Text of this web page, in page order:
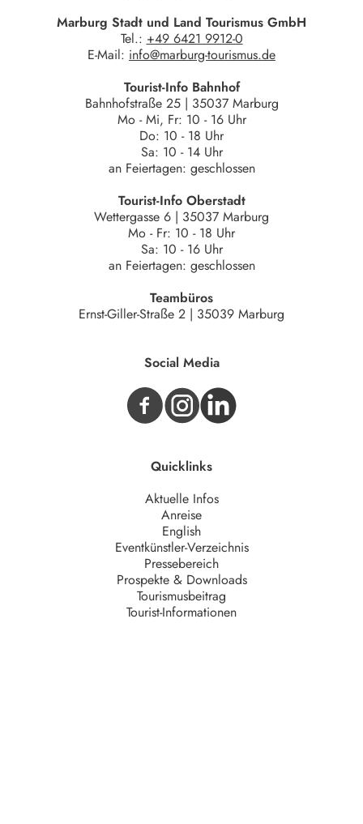
Marburg Stadt und Land Tourismus GmbH
Tel.: +49 6421 9912-0
E-Mail: info@marburg-tourismus.de
Tourist-Info Bahnhof
Bahnhofstraße 25 | 35037 Marburg
Mo - Mi, Fr: 10 - 16 Uhr
Do: 10 - 18 Uhr
Sa: 10 - 14 Uhr
an Feiertagen: geschlossen
Tourist-Info Oberstadt
Wettergasse 6 | 35037 Marburg
Mo - Fr: 10 - 18 Uhr
Sa: 10 - 16 Uhr
an Feiertagen: geschlossen
Teambüros
Ernst-Giller-Straße 2 | 35039 Marburg
Social Media
Quicklinks
Aktuelle Infos
Anreise
English
Eventkünstler-Verzeichnis
Pressebereich
Prospekte & Downloads
Tourismusbeitrag
Tourist-Informationen